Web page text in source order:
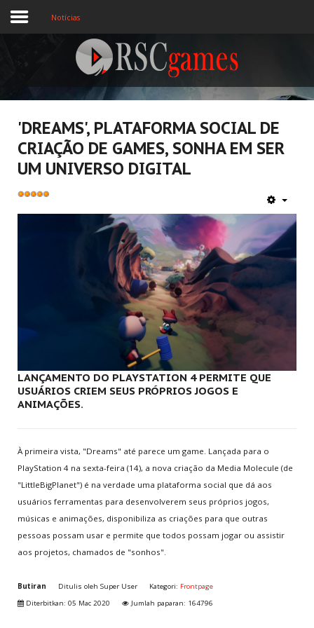
Registre-se
Home
Assine
Jogos MEMBROS
Multijogadores
Aventura
Notícias
'DREAMS', PLATAFORMA SOCIAL DE
CRIAÇÃO DE GAMES, SONHA EM SER
UM UNIVERSO DIGITAL
Kadar
LANÇAMENTO DO PLAYSTATION 4 PERMITE QUE
USUÁRIOS CRIEM SEUS PRÓPRIOS JOGOS E
ANIMAÇÕES.
À primeira vista, "Dreams" até parece um game. Lançada para o
PlayStation 4 na sexta-feira (14), a nova criação da Media Molecule (de
"LittleBigPlanet") é na verdade uma plataforma social que dá aos
usuários ferramentas para desenvolverem seus próprios jogos,
músicas e animações, disponibiliza as criações para que outras
pessoas possam usar e permite que todos possam jogar ou assistir
aos projetos, chamados de "sonhos".
Butiran Ditulis oleh Super User Kategori: Frontpage
Diterbitkan: 05 Mac 2020
Jumlah paparan: 164796
Anda berada di sini: Home . Sobre . Notícias
JUNTE-SEA NÓS
Crie sua conta
Seja voluntário